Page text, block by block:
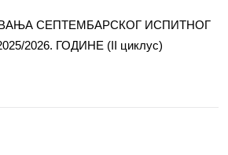
СЕПТЕМБАРСКОГ ИСПИТНОГ
2026. ГОДИНЕ (II циклус)